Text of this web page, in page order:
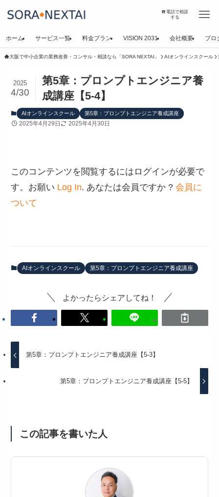
☎️電話で相談
する
ホーム サービス一覧 料金プラン VISION 2031 会社概要 ブロ
大阪で中小企業の業務改善・コンサル・相談なら「SORA NEXTAI」 AIオンラインスクール
第5章：プロンプトエンジニア養
成講座【5-4】
2025
4/30
AIオンラインスクール 第5章：プロンプトエンジニア養成講座
2025年4月29日 2025年4月30日
このコンテンツを閲覧するにはログインが必要で
す。お願い Log In. あなたは会員ですか ?会員に
ついて
AIオンラインスクール 第5章：プロンプトエンジニア養成講座
よかったらシェアしてね！
第5章：プロンプトエンジニア養成講座【5-3】
第5章：プロンプトエンジニア養成講座【5-5】
この記事を書いた人